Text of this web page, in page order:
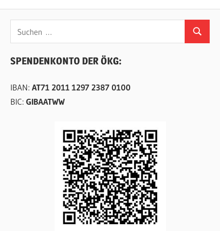
nach:
Suchen
SPENDENKONTO DER ÖKG:
IBAN:AT71 2011 1297 2387 0100
BIC:GIBAATWW